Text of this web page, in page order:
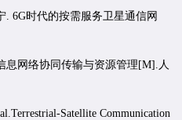
6G时代的按需服务卫星通信网
网络协同传输与资源管理[M].人
Satellite Communication